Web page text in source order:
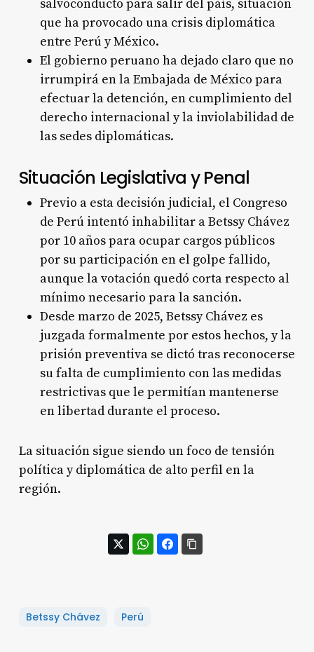
salvoconducto para salir del país, situación
que ha provocado una crisis diplomática
entre Perú y México.
El gobierno peruano ha dejado claro que no
irrumpirá en la Embajada de México para
efectuar la detención, en cumplimiento del
derecho internacional y la inviolabilidad de
las sedes diplomáticas.
Situación Legislativa y Penal
Previo a esta decisión judicial, el Congreso
de Perú intentó inhabilitar a Betssy Chávez
por 10 años para ocupar cargos públicos
por su participación en el golpe fallido,
aunque la votación quedó corta respecto al
mínimo necesario para la sanción.
Desde marzo de 2025, Betssy Chávez es
juzgada formalmente por estos hechos, y la
prisión preventiva se dictó tras reconocerse
su falta de cumplimiento con las medidas
restrictivas que le permitían mantenerse
en libertad durante el proceso.
La situación sigue siendo un foco de tensión
política y diplomática de alto perfil en la
región.
Betssy Chávez Perú